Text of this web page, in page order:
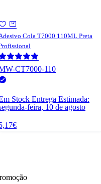
Cola T7000 110ML Preta
CT7000-110
Stock Entrega Estimada:
feira, 10 de agosto